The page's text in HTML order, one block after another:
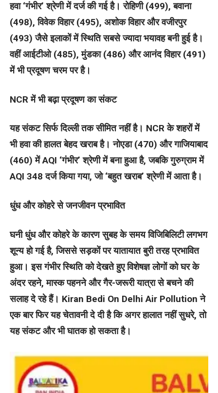
हवा ‘गंभीर’ श्रेणी में दर्ज की गई है। रोहिणी (499), बवाना
(498), विवेक विहार (495), अशोक विहार और वजीरपुर
(493) जैसे इलाकों में स्थिति सबसे ज्यादा भयावह बनी हुई है।
वहीं आईटीओ (485), मुंडका (486) और आनंद विहार (491)
में भी प्रदूषण चरम पर है।
NCR में भी बढ़ा प्रदूषण का संकट
यह संकट सिर्फ दिल्ली तक सीमित नहीं है। NCR के शहरों में
भी हवा की हालत बेहद खराब है। नोएडा (470) और गाजियाबाद
(460) में AQI ‘गंभीर’ श्रेणी में बना हुआ है, जबकि गुरुग्राम में
AQI 348 दर्ज किया गया, जो ‘बहुत खराब’ श्रेणी में आता है।
धुंध और कोहरे से जनजीवन प्रभावित
घनी धुंध और कोहरे के कारण सुबह के समय विजिबिलिटी लगभग
शून्य हो गई है, जिससे सड़कों पर यातायात बुरी तरह प्रभावित
हुआ। इस गंभीर स्थिति को देखते हुए विशेषज्ञ लोगों को घर के
अंदर रहने, मास्क पहनने और गैर-जरूरी यात्रा से बचने की
सलाह दे रहे हैं। Kiran Bedi On Delhi Air Pollution ने
एक बार फिर यह चेतावनी दे दी है कि अगर हालात नहीं सुधरे, तो
यह संकट और भी घातक हो सकता है।